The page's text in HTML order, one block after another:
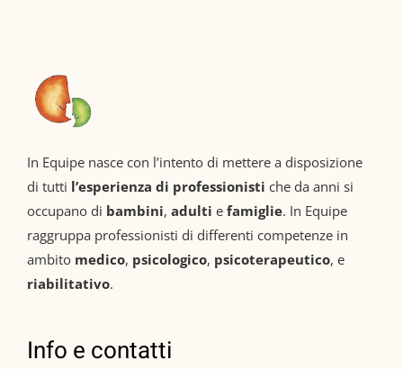
In Equipe nasce con l’intento di mettere a disposizione
di tutti l’esperienza di professionisti che da anni si
occupano di bambini, adulti e famiglie. In Equipe
raggruppa professionisti di differenti competenze in
ambito medico, psicologico, psicoterapeutico, e
riabilitativo.
Info e contatti